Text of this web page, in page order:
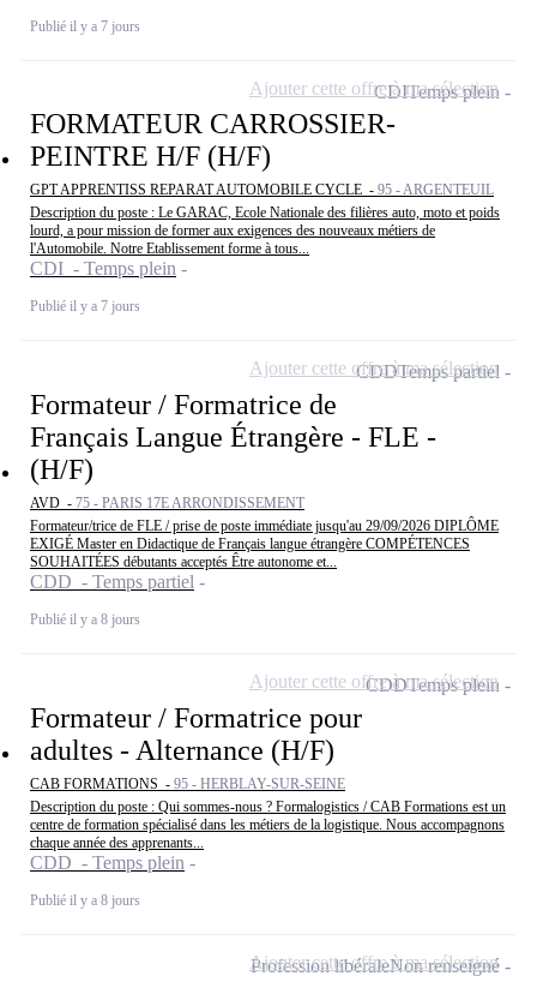
Publié il y a 7 jours
FORMATEUR CARROSSIER-
PEINTRE H/F (H/F)
GPT APPRENTISS REPARAT AUTOMOBILE CYCLE - 95 - ARGENTEUIL
Description du poste : Le GARAC, Ecole Nationale des filières auto, moto et poids
lourd, a pour mission de former aux exigences des nouveaux métiers de
l'Automobile. Notre Etablissement forme à tous...
CDI - Temps plein
Publié il y a 7 jours
CDITemps plein
Ajouter cette offre à ma sélection
Formateur / Formatrice de
Français Langue Étrangère - FLE -
(H/F)
AVD - 75 - PARIS 17E ARRONDISSEMENT
Formateur/trice de FLE / prise de poste immédiate jusqu'au 29/09/2026 DIPLÔME
EXIGÉ Master en Didactique de Français langue étrangère COMPÉTENCES
SOUHAITÉES débutants acceptés Être autonome et...
CDD - Temps partiel
Publié il y a 8 jours
CDDTemps partiel
Ajouter cette offre à ma sélection
Formateur / Formatrice pour
adultes - Alternance (H/F)
CAB FORMATIONS - 95 - HERBLAY-SUR-SEINE
Description du poste : Qui sommes-nous ? Formalogistics / CAB Formations est un
centre de formation spécialisé dans les métiers de la logistique. Nous accompagnons
chaque année des apprenants...
CDD - Temps plein
Publié il y a 8 jours
CDDTemps plein
Ajouter cette offre à ma sélection
Profession libéraleNon renseigné
Ajouter cette offre à ma sélection